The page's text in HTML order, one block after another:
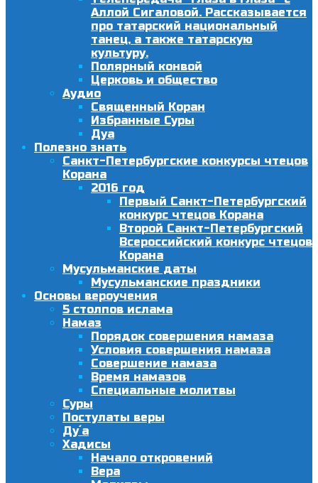
Аллой Сигаловой. Рассказывается
про татарский национальный
танец, а также татарскую
культуру.
Полярный конвой
Церковь и общество
Аудио
Священный Коран
Избранные Суры
Дуа
Полезно знать
Санкт-Петербургские конкурсы чтецов
Корана
2016 год
Первый Санкт-Петербургский
конкурс чтецов Корана
Второй Санкт-Петербургский
Всероссийский конкурс чтецов
Корана
Мусульманские даты
Мусульманские праздники
Основы вероучения
5 столпов ислама
Намаз
Порядок совершения намаза
Условия совершения намаза
Совершение намаза
Время намазов
Специальные молитвы
Суры
Постулаты веры
Ду´а
Хадисы
Начало откровений
Вера